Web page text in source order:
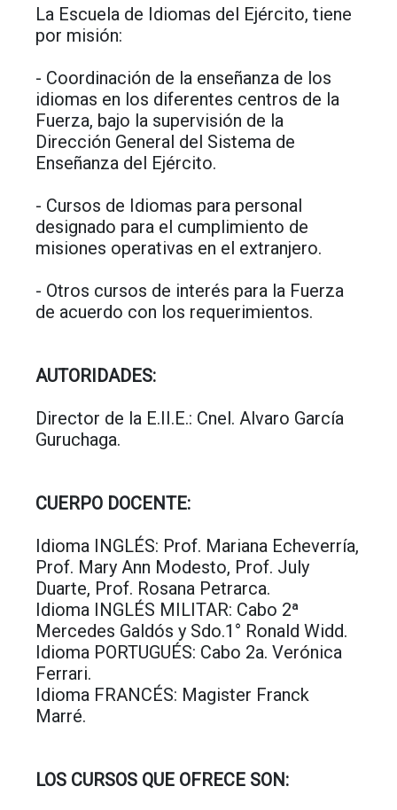
La Escuela de Idiomas del Ejército, tiene
por misión:
- Coordinación de la enseñanza de los
idiomas en los diferentes centros de la
Fuerza, bajo la supervisión de la
Dirección General del Sistema de
Enseñanza del Ejército.
- Cursos de Idiomas para personal
designado para el cumplimiento de
misiones operativas en el extranjero.
- Otros cursos de interés para la Fuerza
de acuerdo con los requerimientos.
AUTORIDADES:
Director de la E.II.E.: Cnel. Alvaro García
Guruchaga.
CUERPO DOCENTE:
Idioma INGLÉS: Prof. Mariana Echeverría,
Prof. Mary Ann Modesto, Prof. July
Duarte, Prof. Rosana Petrarca.
Idioma INGLÉS MILITAR: Cabo 2ª
Mercedes Galdós y Sdo.1° Ronald Widd.
Idioma PORTUGUÉS: Cabo 2a. Verónica
Ferrari.
Idioma FRANCÉS: Magister Franck
Marré.
LOS CURSOS QUE OFRECE SON: